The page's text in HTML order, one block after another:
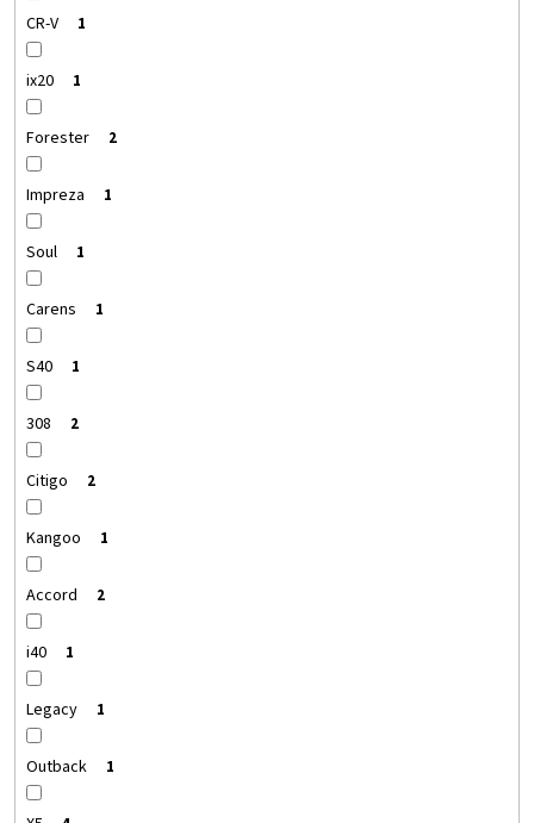
CR-V 1
ix20 1
Forester 2
Impreza 1
Soul 1
Carens 1
S40 1
308 2
Citigo 2
Kangoo 1
Accord 2
i40 1
Legacy 1
Outback 1